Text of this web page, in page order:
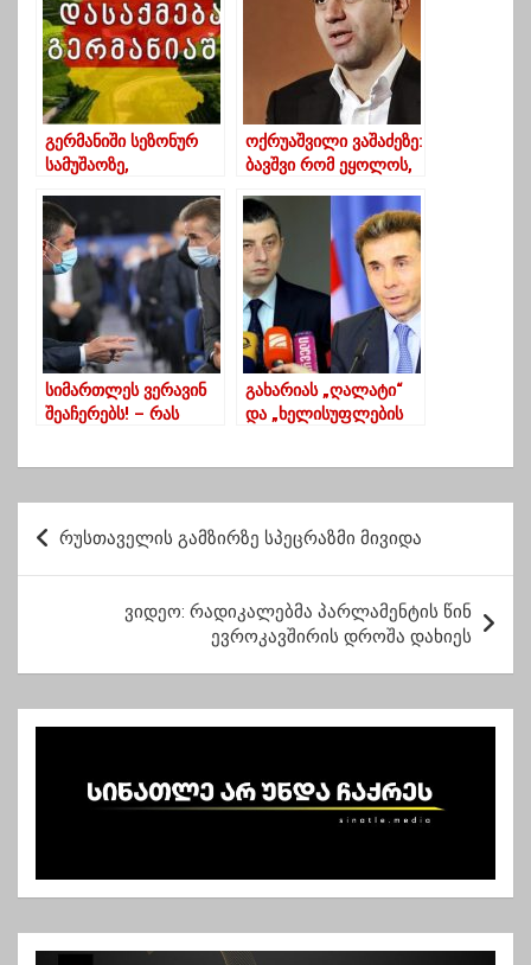
დაიხარჯა”
გერმანიში სეზონურ
სამუშაოზე,
მოქალაქე დასაქმდება
ოქრუაშვილი ვაშაძეზე:
ბავშვი რომ ეყოლოს,
დაარქმევს
სიმართლეს ვერავინ
შეაჩერებს! – რას
გახარიას „ღალატი“
და „ხელისუფლების
ი
ს
გ
ა
რუსთაველის გამზირზე სპეცრაზმი მივიდა
ვიდეო: რადიკალებმა პარლამენტის წინ
ევროკავშირის დროშა დახიეს